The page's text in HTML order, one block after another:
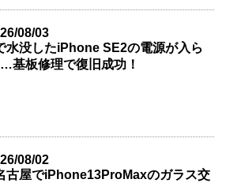
08/03
水没したiPhone SE2の電源が入ら
基板修理で復旧成功！
08/02
屋でiPhone13ProMaxのガラス交